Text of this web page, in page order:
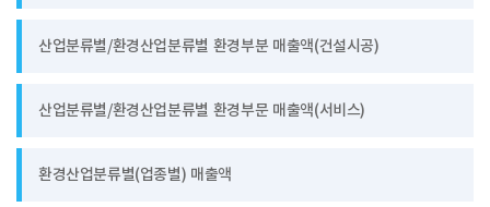
산업분류별/환경산업분류별 환경부분 매출액(건설시공)
산업분류별/환경산업분류별 환경부문 매출액(서비스)
환경산업분류별(업종별) 매출액